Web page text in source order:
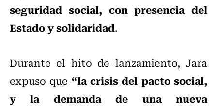
seguridad social, con presencia del
Estado y solidaridad.
Durante el hito de lanzamiento, Jara
expuso que “la crisis del pacto social,
y la demanda de una nueva